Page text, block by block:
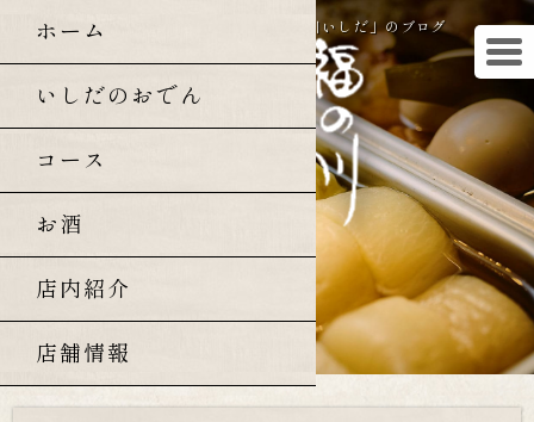
曙橋・四谷三丁目の和食「福の川いしだ」のブログ
ホーム
いしだのおでん
コース
お酒
店内紹介
店舗情報